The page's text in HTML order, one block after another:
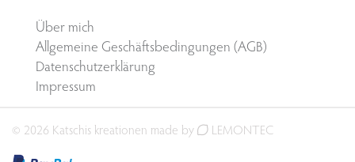
Über mich
Allgemeine Geschäftsbedingungen (AGB)
Datenschutzerklärung
Impressum
© 2026 Katschis kreationen made by LEMONTEC